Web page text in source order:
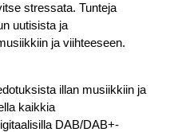
stressata. Tunteja
uutisista ja
ja viihteeseen.
illan musiikkiin ja
kaikkia
DAB/DAB+-